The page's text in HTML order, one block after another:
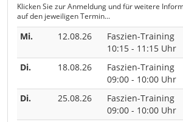
Klicken Sie zur Anmeldung und für weitere
auf den jeweiligen Termin...
Mi. 12.08.26
Faszien-Training
10:15 - 11:15 Uhr
Di.
18.08.26
Faszien-Training
09:00 - 10:00 Uhr
Di.
25.08.26
Faszien-Training
09:00 - 10:00 Uhr